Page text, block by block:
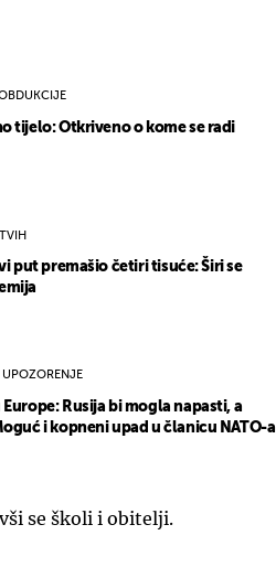
tijelo: Otkriveno o kome se radi
put premašio četiri tisuće: Širi se
Rusija bi mogla napasti, a
i kopneni upad u članicu NATO-a
se školi i obitelji.